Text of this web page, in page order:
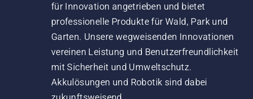
für Innovation angetrieben und bietet
professionelle Produkte für Wald, Park und
Garten. Unsere wegweisenden Innovationen
vereinen Leistung und Benutzerfreundlichkeit
mit Sicherheit und Umweltschutz.
Akkulösungen und Robotik sind dabei